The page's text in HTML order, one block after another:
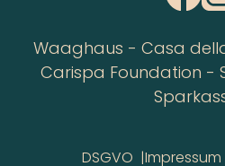
Waaghaus - Casa
Carispa Foundation -
DSGVO Impressum